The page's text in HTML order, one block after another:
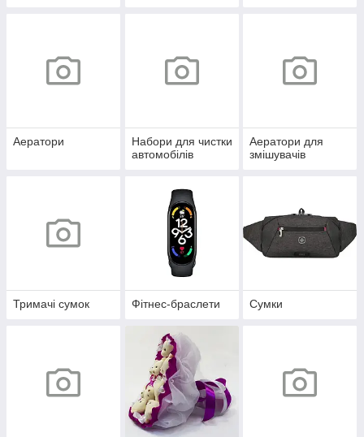
Аератори
Набори для чистки
автомобілів
Аератори для
змішувачів
Тримачі сумок Фітнес-браслети Сумки